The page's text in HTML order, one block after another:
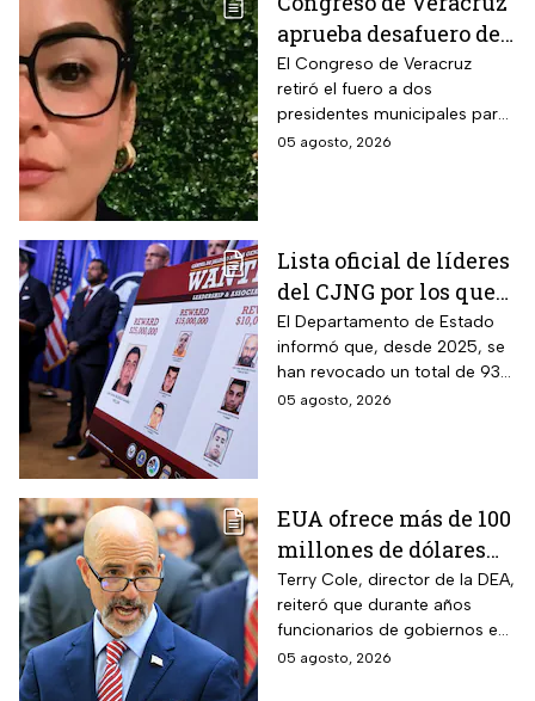
aprueba desafuero de
alcalde ligado al caso
de la periodista
Roxana Guzmán
El Congreso de Veracruz
retiró el fuero a dos
presidentes municipales para
que continúen las
05 agosto, 2026
Lista oficial de líderes
del CJNG por los que
EUA ofrece millonaria
recompensa
El Departamento de Estado
informó que, desde 2025, se
han revocado un total de 93
visas a familiares y socios de
05 agosto, 2026
EUA ofrece más de 100
millones de dólares
por líderes del CJNG;
aumenta recompensa
por hijastro de “El
Mencho”
Terry Cole, director de la DEA,
reiteró que durante años
funcionarios de gobiernos en
México apoyaron a los
05 agosto, 2026